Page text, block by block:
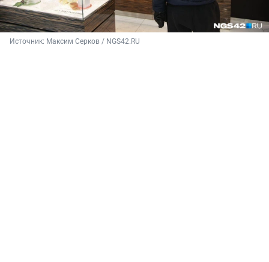
Источник: Максим Серков / NGS42.RU